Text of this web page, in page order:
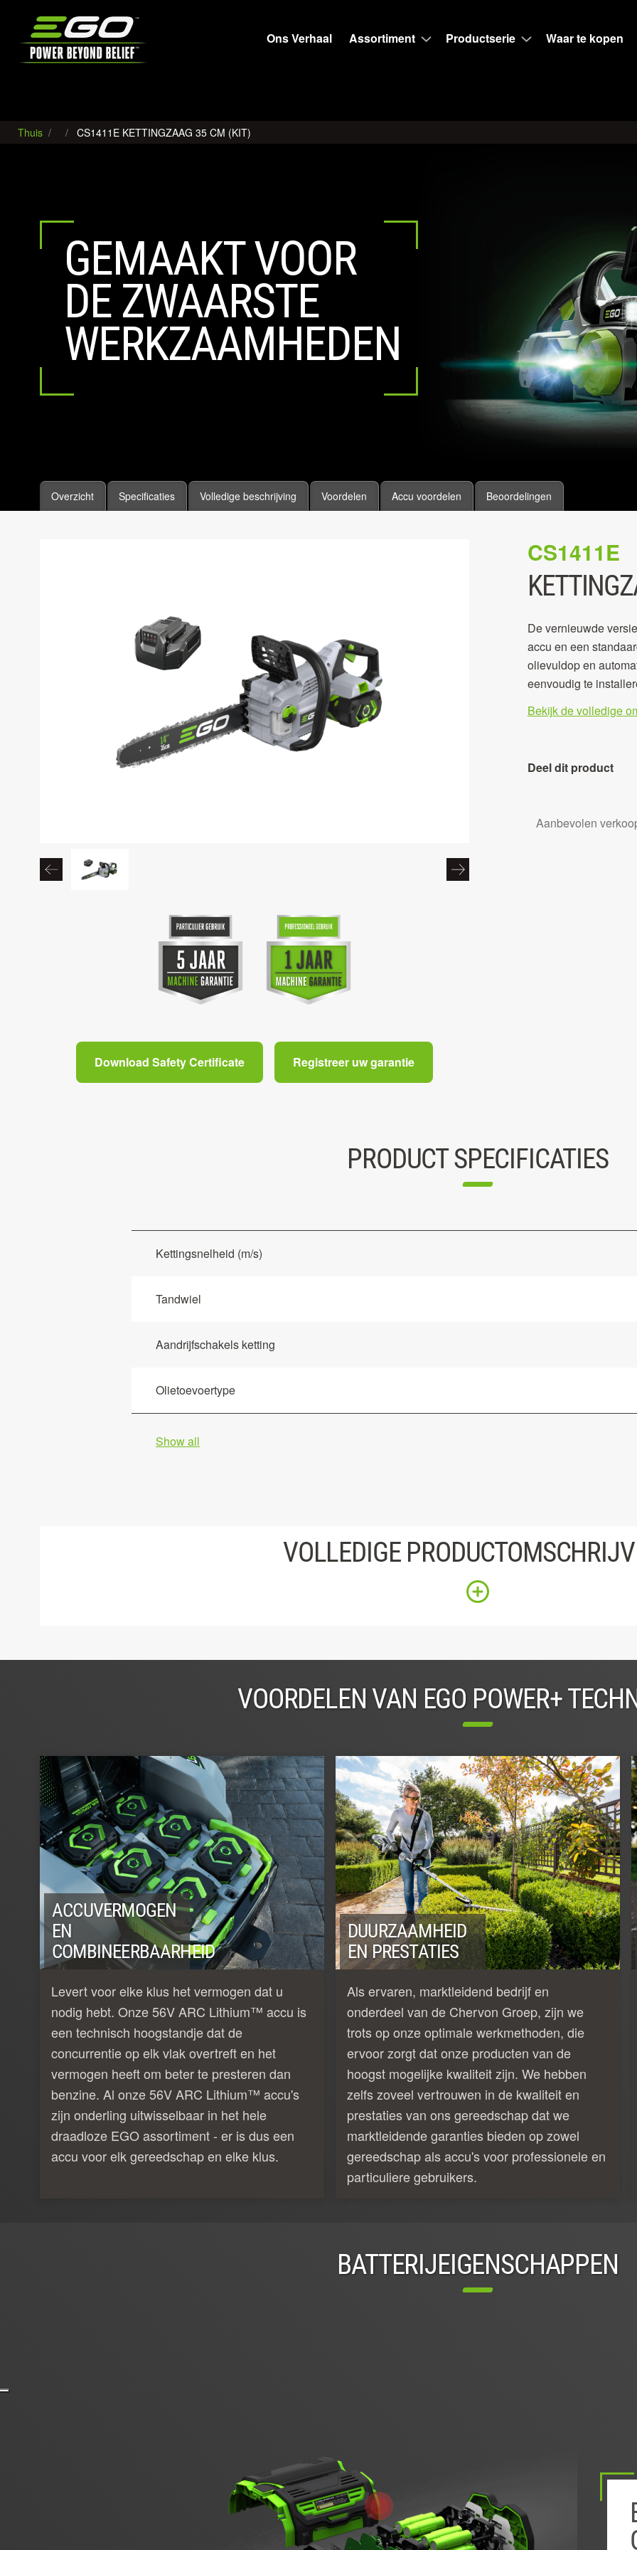
Ons Verhaal
Assortiment Productserie Waar te kopen
Thuis CS1411E KETTINGZAAG 35 CM (KIT)
GEMAAKT VOOR
DE ZWAARSTE
WERKZAAMHEDEN
Overzicht Specificaties Volledige beschrijving Voordelen Accu voordelen Beoordelingen
Download Safety Certificate Registreer uw garantie
CS1411E
De vernieuwde
accu en een
olievuldop en
eenvoudig te
Bekijk de volledige
Deel dit product
Aanbevolen
PRODUCT SPECIFICATIES
Kettingsnelheid (m/s)
Tandwiel
Aandrijfschakels ketting
Olietoevoertype
Show all
VOLLEDIGE
VOORDELEN VAN EGO POWER+
ACCUVERMOGEN
EN
COMBINEERBAARHEID
Levert voor elke klus het vermogen dat u
nodig hebt. Onze 56V ARC Lithium™ accu is
een technisch hoogstandje dat de
concurrentie op elk vlak overtreft en het
vermogen heeft om beter te presteren dan
benzine. Al onze 56V ARC Lithium™ accu's
zijn onderling uitwisselbaar in het hele
draadloze EGO assortiment - er is dus een
accu voor elk gereedschap en elke klus.
DUURZAAMHEID
EN PRESTATIES
Als ervaren, marktleidend bedrijf en
onderdeel van de Chervon Groep, zijn we
trots op onze optimale werkmethoden, die
ervoor zorgt dat onze producten van de
hoogst mogelijke kwaliteit zijn. We hebben
zelfs zoveel vertrouwen in de kwaliteit en
prestaties van ons gereedschap dat we
marktleidende garanties bieden op zowel
gereedschap als accu's voor professionele en
particuliere gebruikers.
BATTERIJEIGENSCHAPPEN